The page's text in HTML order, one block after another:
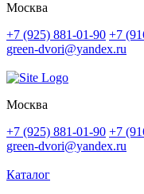
Москва
+7 (925) 881-01-90 +7
green-dvori@yandex.ru
Москва
+7 (925) 881-01-90 +7
green-dvori@yandex.ru
Каталог